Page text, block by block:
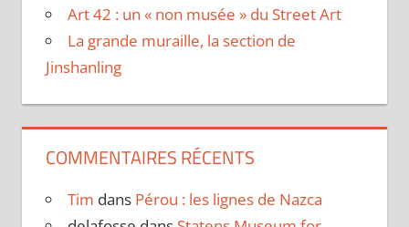
Art 42 : un « non musée » du Street Art
La grande muraille, la section de
Jinshanling
COMMENTAIRES RÉCENTS
Tim dans Pérou : les lignes de Nazca